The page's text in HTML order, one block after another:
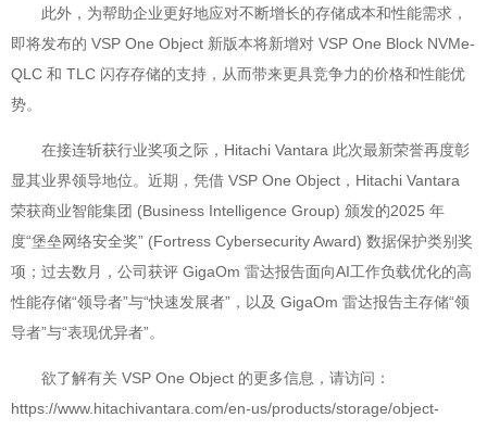
此外，为帮助企业更好地应对不断增长的存储成本和性能需求，
即将发布的 VSP One Object 新版本将新增对 VSP One Block NVMe-
QLC 和 TLC 闪存存储的支持，从而带来更具竞争力的价格和性能优
势。
在接连斩获行业奖项之际，Hitachi Vantara 此次最新荣誉再度彰
显其业界领导地位。近期，凭借 VSP One Object，Hitachi Vantara
荣获商业智能集团 (Business Intelligence Group) 颁发的2025 年
度“堡垒网络安全奖” (Fortress Cybersecurity Award) 数据保护类别奖
项；过去数月，公司获评 GigaOm 雷达报告面向AI工作负载优化的高
性能存储“领导者”与“快速发展者”，以及 GigaOm 雷达报告主存储“领
导者”与“表现优异者”。
欲了解有关 VSP One Object 的更多信息，请访问：
https://www.hitachivantara.com/en-us/products/storage/object-